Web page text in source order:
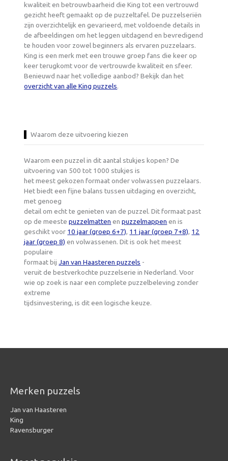
kwaliteit en betrouwbaarheid die King tot een vertrouwd
gezicht heeft gemaakt op de puzzeltafel. De puzzelseriën
zijn overzichtelijk en gevarieerd, met voldoende details in
de afbeeldingen om het leggen uitdagend en bevredigend
te houden voor zowel beginners als ervaren puzzelaars.
King is een merk met een trouwe groep fans die keer op
keer terugkomt voor de vertrouwde kwaliteit en sfeer.
Benieuwd naar het volledige aanbod? Bekijk dan het
overzicht van alle King puzzels.
Waarom deze uitvoering kiezen
Waarom een puzzel in dit aantal stukjes kopen? De
uitvoering van 500 tot 1000 stukjes is
het meest gekozen formaat onder volwassen puzzelaars.
Het biedt een fijne balans tussen uitdaging en overzicht,
met genoeg
detail om echt te genieten van de puzzel. Dit formaat past
op de meestepuzzelmatten enpuzzelmappen en is
geschikt voor 10 jaar (groep 6+7), 11 jaar (groep 7+8), 12
jaar (groep 8) en volwassenen. Dit is ook het meest
populaire
formaat bijJan van Haasteren puzzels -
veruit de bestverkochte puzzelserie in Nederland. Voor
wie op zoek is naar een complete puzzelbeleving zonder
extreme
tijdsinvestering, is dit een logische keuze.
Merken puzzels
Jan van Haasteren
King
Ravensburger